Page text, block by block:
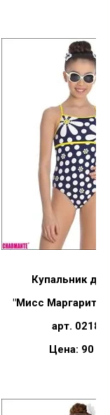
Купальник
"Мисс
арт.
Цена: 90